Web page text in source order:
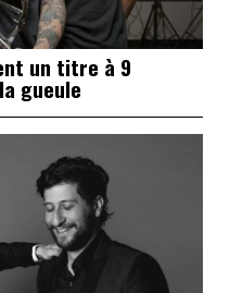
un titre à 9
gueule